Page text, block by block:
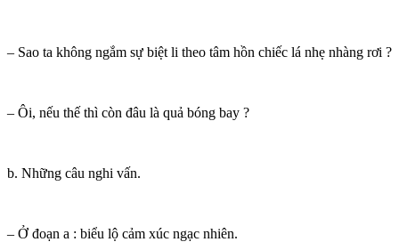
– Sao ta không ngắm sự biệt li theo tâm hồn chiếc lá nhẹ nhàng rơi ?
– Ôi, nếu thế thì còn đâu là quả bóng bay ?
b. Những câu nghi vấn.
– Ở đoạn a : biểu lộ cảm xúc ngạc nhiên.